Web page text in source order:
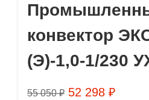
конвектор
(Э)-1,0-1/230
55 050₽ 52 298 ₽